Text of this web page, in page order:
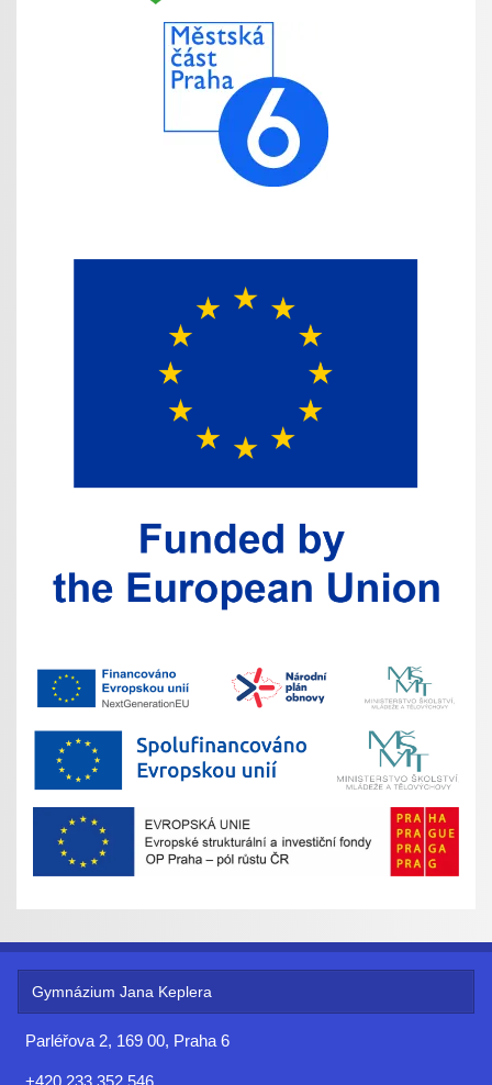
Gymnázium Jana Keplera
Parléřova 2, 169 00, Praha 6
+420 233 352 546